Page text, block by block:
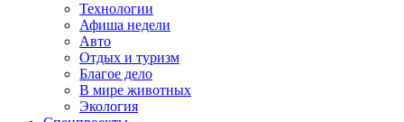
Технологии
Афиша недели
Авто
Отдых и туризм
Благое дело
В мире животных
Экология